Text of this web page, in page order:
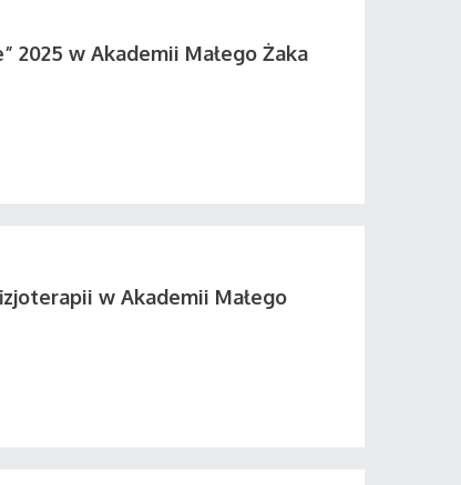
2025 w Akademii Małego Żaka
w Akademii Małego